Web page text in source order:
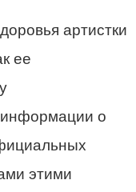
артистки
ее
информации о
этими